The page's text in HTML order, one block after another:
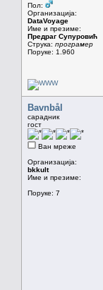
Пол:
Организација:
DataVoyage
Име и презиме:
Предраг Супуровић
Струка: програмер
Поруке: 1.960
Bavnbål
сарадник
гост
Ван мреже
Организација:
bkkult
Име и презиме:
Поруке: 7